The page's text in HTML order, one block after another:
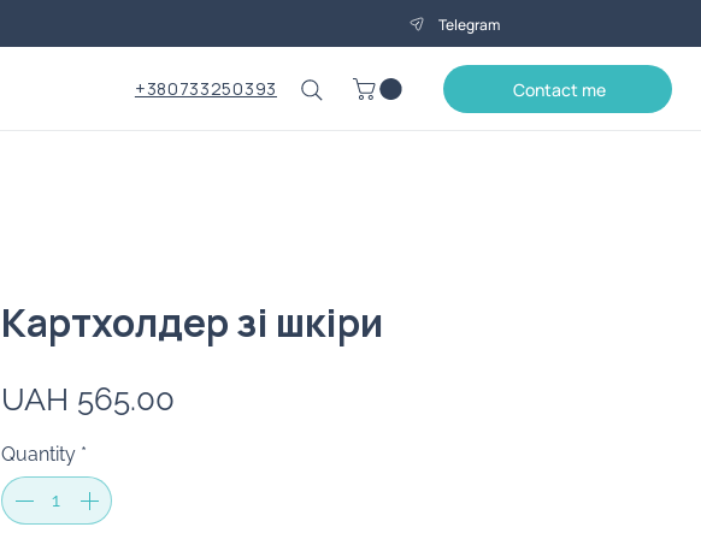
Telegram
+380733250393 Contact me
Картхолдер зі шкіри
UAH 565.00Price
Quantity *